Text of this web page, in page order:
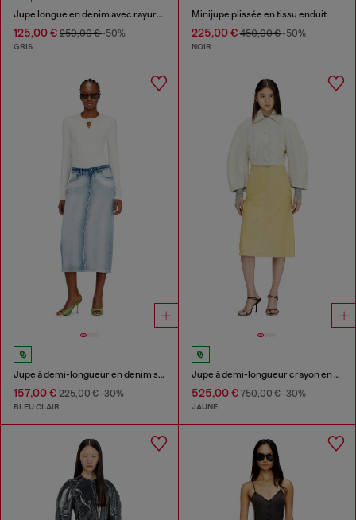
Jupe longue en denim avec rayures athlétiques
125,00 € 250,00 €-50%
GRIS
Minijupe plissée en tissu enduit
225,00 €450,00 €-50%
NOIR
Jupe à demi-longueur en denim skeleton mi-léger
157,00 € 225,00 €-30%
BLEU CLAIR
Jupe à demi-longueur crayon en cuir craquelé
525,00 €750,00 €-30%
JAUNE